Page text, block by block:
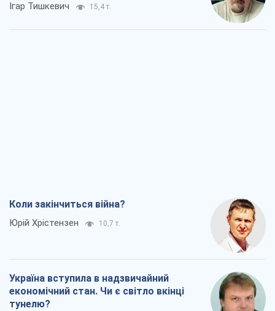
Ігар Тишкевич 15,4 т.
Коли закінчиться війна?
Юрій Хрістензен 10,7 т.
Україна вступила в надзвичайний
економічний стан. Чи є світло вкінці
тунелю?